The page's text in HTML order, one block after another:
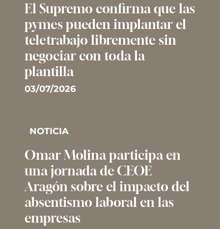
El Supremo confirma que las
pymes pueden implantar el
teletrabajo libremente sin
negociar con toda la
plantilla
03/07/2026
NOTICIA
Omar Molina participa en
una jornada de CEOE
Aragón sobre el impacto del
absentismo laboral en las
empresas